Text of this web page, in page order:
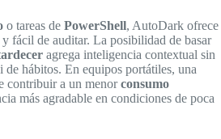
o tareas de PowerShell, AutoDark ofrece
fácil de auditar. La posibilidad de basar
agrega inteligencia contextual sin
de hábitos. En equipos portátiles, una
contribuir a un menorconsumo
más agradable en condiciones de poca